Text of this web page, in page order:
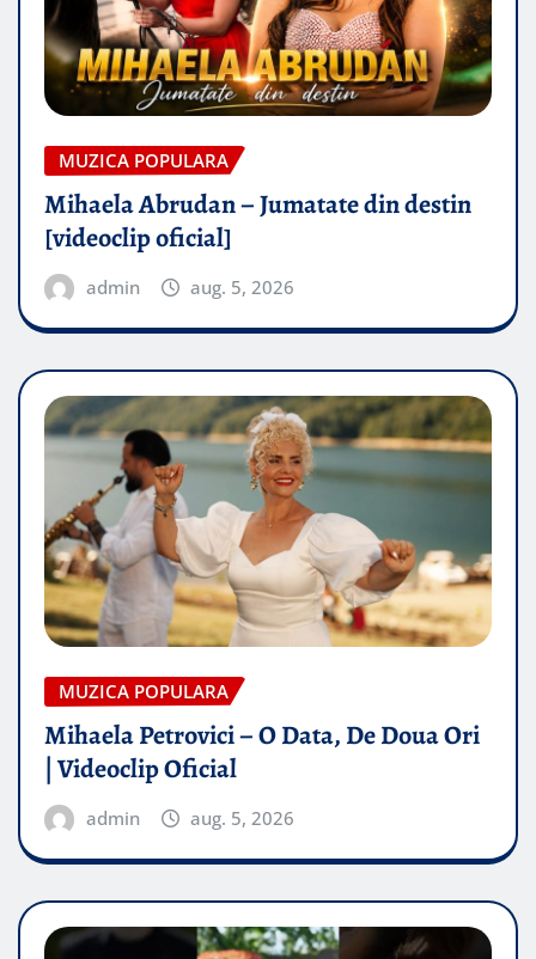
MUZICA POPULARA
Mihaela Abrudan – Jumatate din destin
[videoclip oficial]
admin aug. 5, 2026
MUZICA POPULARA
Mihaela Petrovici – O Data, De Doua Ori
| Videoclip Oficial
admin aug. 5, 2026